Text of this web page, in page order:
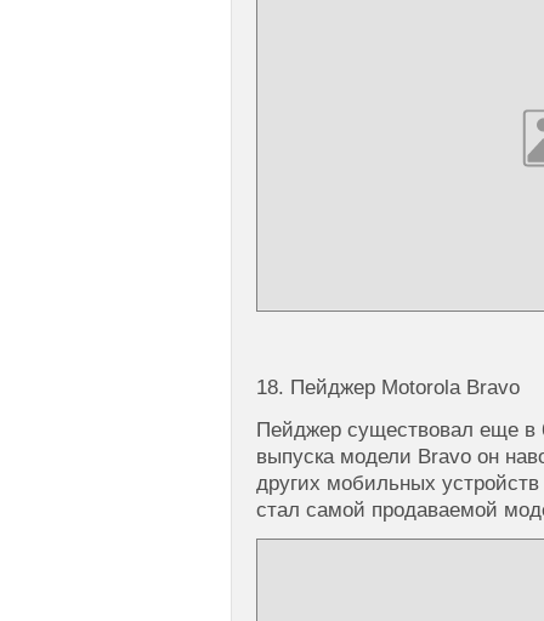
18. Пейджер Motorola Bravo
Пейджер существовал еще в
выпуска модели Bravo он
других мобильных
стал самой продаваемой